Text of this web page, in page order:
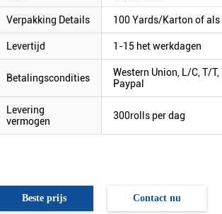
Verpakking Details 100 Yards/Karton of als
Levertijd 1-15 het werkdagen
Betalingscondities
Western Union, L/C, T/T,
Paypal
Levering
vermogen
300rolls per dag
Beste prijs Contact nu